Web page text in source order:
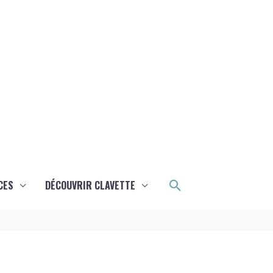
DÉCOUVRIR CLAVETTE Rechercher